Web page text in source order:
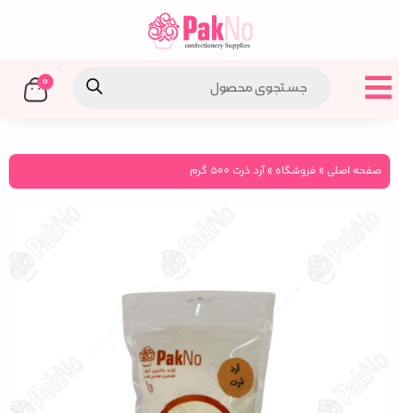
0
صفحه اصلی » فروشگاه »آرد ذرت ۵۰۰ گرم